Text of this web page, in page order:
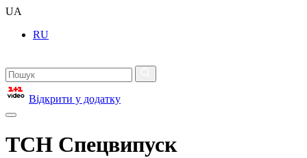
UA
RU
Відкрити у додатку
ТСН Спецвипуск